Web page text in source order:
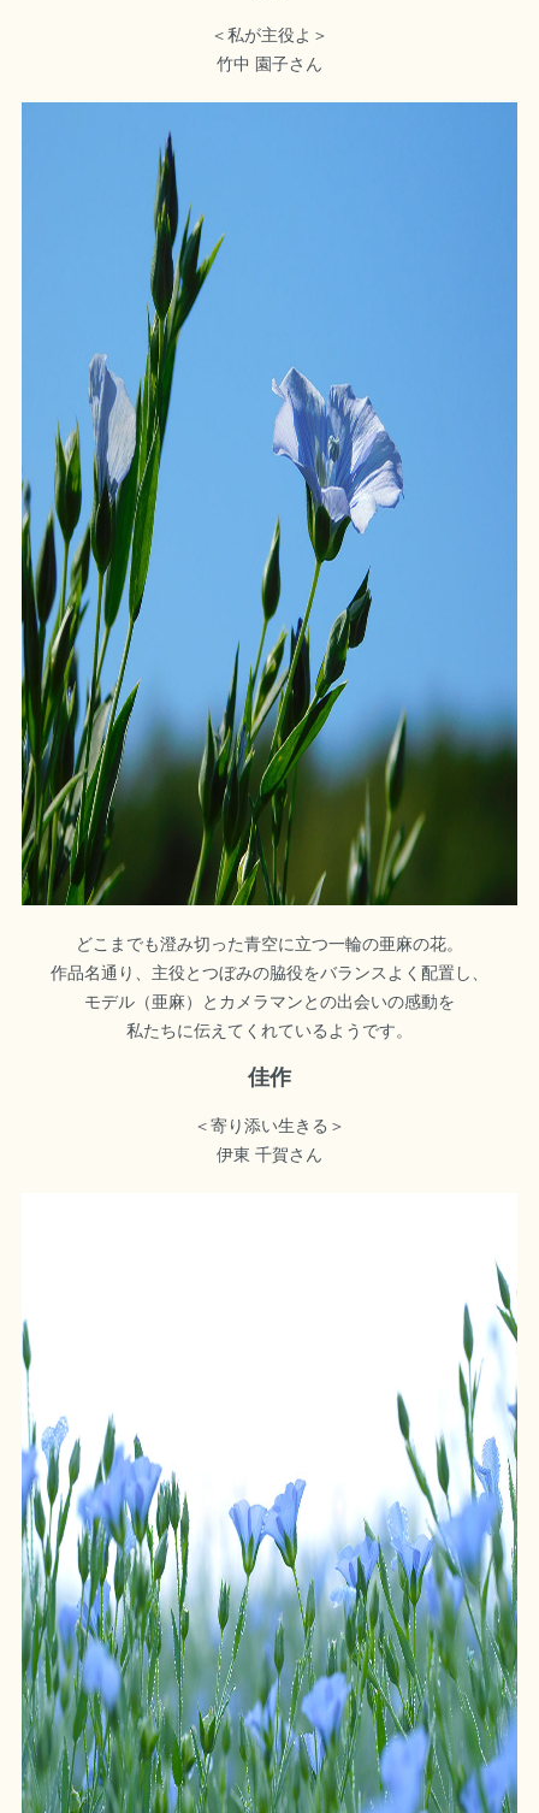
＜私が主役よ＞
竹中 園子さん
どこまでも澄み切った青空に立つ一輪の亜麻の花。
作品名通り、主役とつぼみの脇役をバランスよく配置し、
モデル（亜麻）とカメラマンとの出会いの感動を
私たちに伝えてくれているようです。
佳作
＜寄り添い生きる＞
伊東 千賀さん